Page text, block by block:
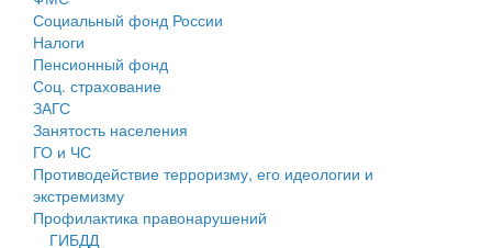
Антимонопольный комплаенс
Противодействие коррупции
Муниципальные программы
Контрольно-счетная палата
Персональные данные
Оценка регулирующего воздействия
Деятельность МУ
Нормативы градостроительного проектирования
Социальный фонд России
Налоги
Пенсионный фонд
Соц. страхование
ЗАГС
Занятость населения
ГО и ЧС
Противодействие терроризму, его идеологии и
экстремизму
Профилактика правонарушений
ГИБДД